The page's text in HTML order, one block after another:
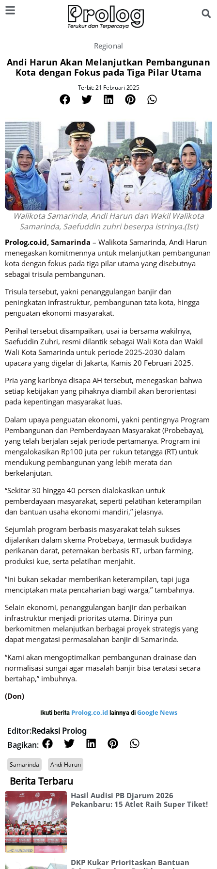
Regional
Andi Harun Akan Melanjutkan Pembangunan
Kota dengan Fokus pada Tiga Pilar Utama
Terbit: 21 Februari 2025
Walikota Samarinda, Andi Harun dan Wakil Walikota
Samarinda, Saefuddin zuhri beserpa istrinya.(Ist)
Prolog.co.id, Samarinda – Walikota Samarinda, Andi Harun
menegaskan komitmennya untuk melanjutkan pembangunan
kota dengan fokus pada tiga pilar utama yang disebutnya
sebagai trisula pembangunan.
Trisula tersebut, yakni penanggulangan banjir dan
peningkatan infrastruktur, pembangunan tata kota, hingga
penguatan ekonomi masyarakat.
Perihal tersebut disampaikan, usai ia bersama wakilnya,
Saefuddin Zuhri, resmi dilantik sebagai Wali Kota dan Wakil
Wali Kota Samarinda untuk periode 2025-2030 dalam
upacara yang digelar di Jakarta, Kamis 20 Februari 2025.
Pria yang karibnya disapa AH tersebut, menegaskan bahwa
setiap kebijakan yang pihaknya diambil akan berorientasi
pada kepentingan masyarakat luas.
Dalam upaya penguatan ekonomi, yakni pentingnya Program
Pembangunan dan Pemberdayaan Masyarakat (Probebaya),
yang telah berjalan sejak periode pertamanya. Program ini
mengalokasikan Rp100 juta per rukun tetangga (RT) untuk
mendukung pembangunan yang lebih merata dan
berkelanjutan.
“Sekitar 30 hingga 40 persen dialokasikan untuk
pemberdayaan masyarakat, seperti pelatihan keterampilan
dan bantuan usaha ekonomi mandiri,” jelasnya.
Sejumlah program berbasis masyarakat telah sukses
dijalankan dalam skema Probebaya, termasuk budidaya
perikanan darat, peternakan berbasis RT, urban farming,
produksi kue, serta pelatihan menjahit.
“Ini bukan sekadar memberikan keterampilan, tapi juga
menciptakan mata pencaharian bagi warga,” tambahnya.
Selain ekonomi, penanggulangan banjir dan perbaikan
infrastruktur menjadi prioritas utama. Dirinya pun
berkomitmen melanjutkan berbagai proyek strategis yang
dapat mengatasi permasalahan banjir di Samarinda.
“Kami akan mengoptimalkan pembangunan drainase dan
normalisasi sungai agar masalah banjir bisa teratasi secara
bertahap,” imbuhnya.
(Don)
Ikuti berita Prolog.co.id lainnya di Google News
Editor:Redaksi Prolog
Bagikan:
Samarinda Andi Harun
Berita Terbaru
Hasil Audisi PB Djarum 2026
Pekanbaru: 15 Atlet Raih Super Tiket!
DKP Kukar Prioritaskan Bantuan